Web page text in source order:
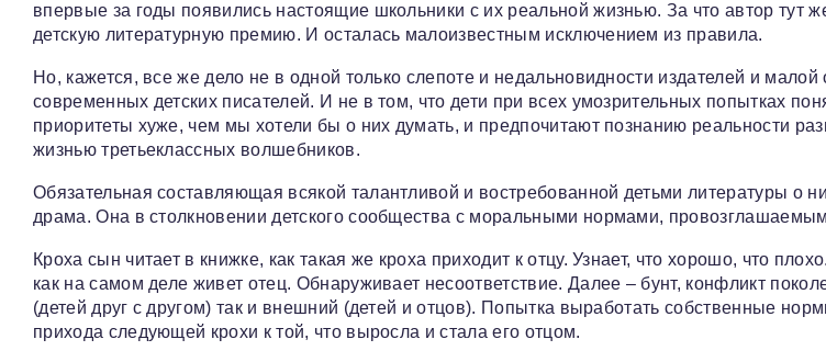
впервые за годы появились настоящие школьники с их реальной жизнью. За что автор тут
детскую литературную премию. И осталась малоизвестным исключением из правила.
Но, кажется, все же дело не в одной только слепоте и недальновидности издателей и малой
современных детских писателей. И не в том, что дети при всех умозрительных попытках
приоритеты хуже, чем мы хотели бы о них думать, и предпочитают познанию реальности
жизнью третьеклассных волшебников.
Обязательная составляющая всякой талантливой и востребованной детьми литературы о
драма. Она в столкновении детского сообщества с моральными нормами,
Кроха сын читает в книжке, как такая же кроха приходит к отцу. Узнает, что хорошо, что
как на самом деле живет отец. Обнаруживает несоответствие. Далее – бунт, конфликт
(детей друг с другом) так и внешний (детей и отцов). Попытка выработать собственные
прихода следующей крохи к той, что выросла и стала его отцом.